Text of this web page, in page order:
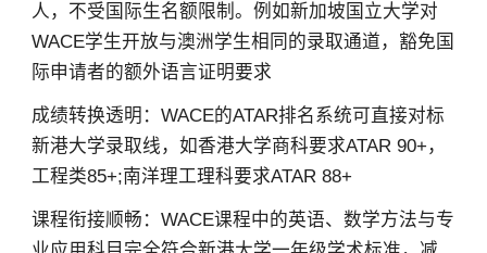
人，不受国际生名额限制。例如新加坡国立大学对
WACE学生开放与澳洲学生相同的录取通道，豁免国
际申请者的额外语言证明要求
成绩转换透明：WACE的ATAR排名系统可直接对标
新港大学录取线，如香港大学商科要求ATAR 90+，
工程类85+;南洋理工理科要求ATAR 88+
课程衔接顺畅：WACE课程中的英语、数学方法与专